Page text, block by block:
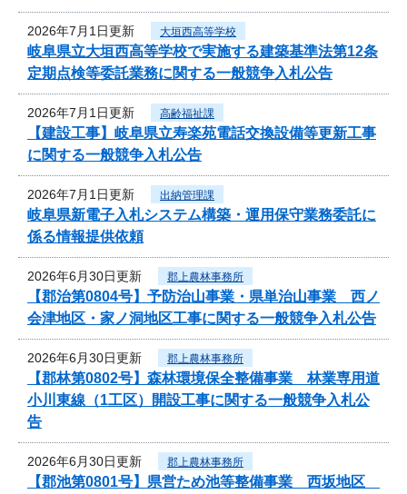
2026年7月1日更新 大垣西高等学校
岐阜県立大垣西高等学校で実施する建築基準法第12条
定期点検等委託業務に関する一般競争入札公告
2026年7月1日更新 高齢福祉課
【建設工事】岐阜県立寿楽苑電話交換設備等更新工事
に関する一般競争入札公告
2026年7月1日更新 出納管理課
岐阜県新電子入札システム構築・運用保守業務委託に
係る情報提供依頼
2026年6月30日更新 郡上農林事務所
【郡治第0804号】予防治山事業・県単治山事業 西ノ
会津地区・家ノ洞地区工事に関する一般競争入札公告
2026年6月30日更新 郡上農林事務所
【郡林第0802号】森林環境保全整備事業 林業専用道
小川東線（1工区）開設工事に関する一般競争入札公
告
2026年6月30日更新 郡上農林事務所
【郡池第0801号】県営ため池等整備事業 西坂地区